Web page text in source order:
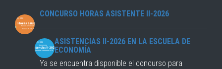
CONCURSO HORAS ASISTENTE II-2026
ASISTENCIAS II-2026 EN LA ESCUELA DE
ECONOMÍA
Ya se encuentra disponible el concurso para